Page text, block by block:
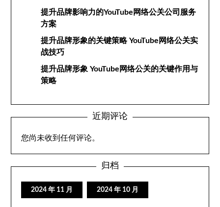
提升品牌影响力的YouTube网络公关公司服务
方案
提升品牌形象的关键策略 YouTube网络公关实
战技巧
提升品牌形象 YouTube网络公关的关键作用与
策略
近期评论
您尚未收到任何评论。
归档
2024 年 11 月 2024 年 10 月